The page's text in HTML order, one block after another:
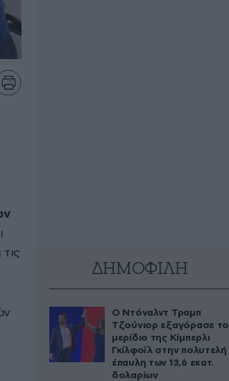
ΔΗΜΟΦΙΛΗ
Ο Ντόναλντ Τραμπ
Τζούνιορ εξαγόρασε το
μερίδιο της Κίμπερλι
Γκίλφοϊλ στην πολυτελή
έπαυλη των 13,6 εκατ.
δολαρίων